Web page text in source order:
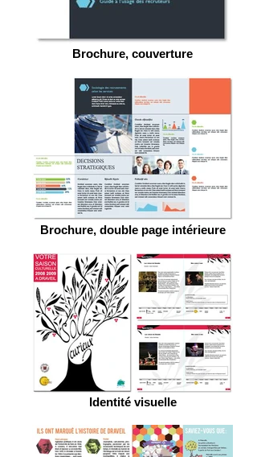
Brochure, couverture
Brochure, double page intérieure
Identité visuelle